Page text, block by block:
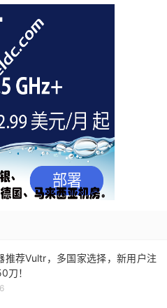
推荐Vultr，多国家选择，新用户注
刀！